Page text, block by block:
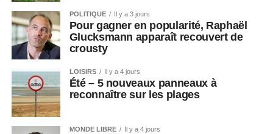
POLITIQUE Il y a 3 jours
Pour gagner en popularité, Raphaël
Glucksmann apparaît recouvert de
crousty
LOISIRS Il y a 4 jours
Été – 5 nouveaux panneaux à
reconnaître sur les plages
MONDE LIBRE Il y a 4 jours